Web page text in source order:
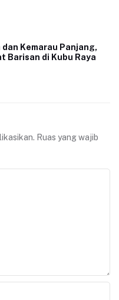
Kemarau Panjang,
Barisan di Kubu Raya
Ruas yang wajib